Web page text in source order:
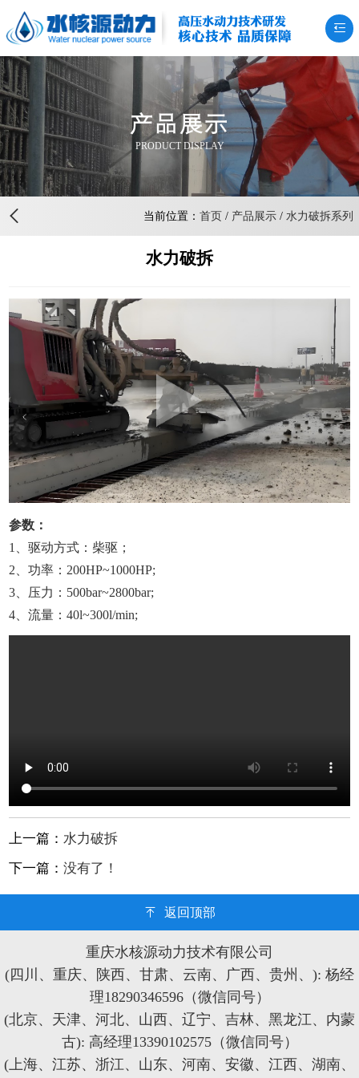
高压水动力技术研发
核心技术 品质保障
产品展示
PRODUCT DISPLAY
当前位置： 首页 / 产品展示 / 水力破拆系列
水力破拆
参数：
1、驱动方式：柴驱；
2、功率：200HP~1000HP;
3、压力：500bar~2800bar;
4、流量：40l~300l/min;
上一篇： 水力破拆
下一篇：没有了！
返回顶部
重庆水核源动力技术有限公司
(四川、重庆、陕西、甘肃、云南、广西、贵州、): 杨经
理18290346596（微信同号）
(北京、天津、河北、山西、辽宁、吉林、黑龙江、内蒙
古): 高经理13390102575（微信同号）
(上海、江苏、浙江、山东、河南、安徽、江西、湖南、